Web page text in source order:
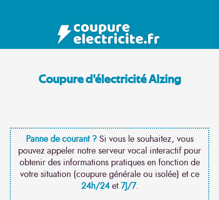
Coupure d'électricité Alzing
Panne de courant ?Si vous le souhaitez, vous
pouvez appeler notre serveur vocal interactif pour
obtenir des informations pratiques en fonction de
votre situation (coupure générale ou isolée) et ce
24h/24et7J/7.